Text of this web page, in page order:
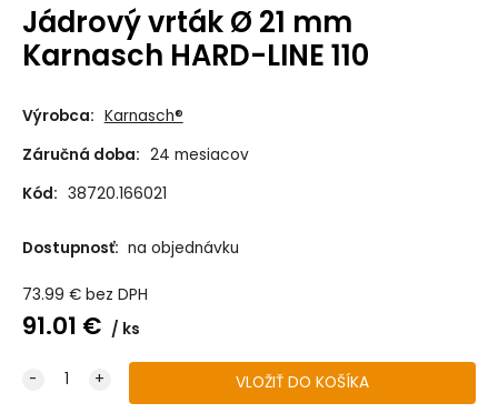
Jádrový vrták Ø 21 mm
Karnasch HARD-LINE 110
Výrobca: Karnasch®
Záručná doba: 24 mesiacov
Kód: 38720.166021
Dostupnosť: na objednávku
73.99 € bez DPH
91.01 € ks